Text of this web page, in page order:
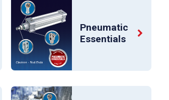
Pneumatic
Essentials